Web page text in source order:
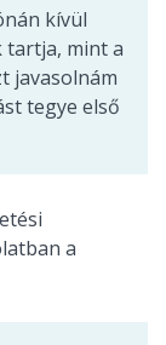
kívül
tartja, mint a
javasolnám
tegye első
a